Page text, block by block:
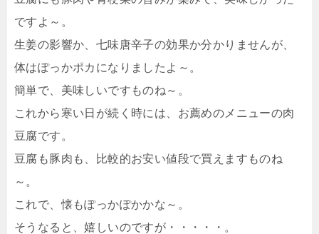
ですよ～。
生姜の影響か、七味唐辛子の効果か分かりませんが、
体はぽっかポカになりましたよ～。
簡単で、美味しいですものね～。
これから寒い日が続く時には、お薦めのメニューの肉
豆腐です。
豆腐も豚肉も、比較的お安い値段で買えますものね
～。
これで、懐もぽっかぽかかな～。
そうなると、嬉しいのですが・・・・・。